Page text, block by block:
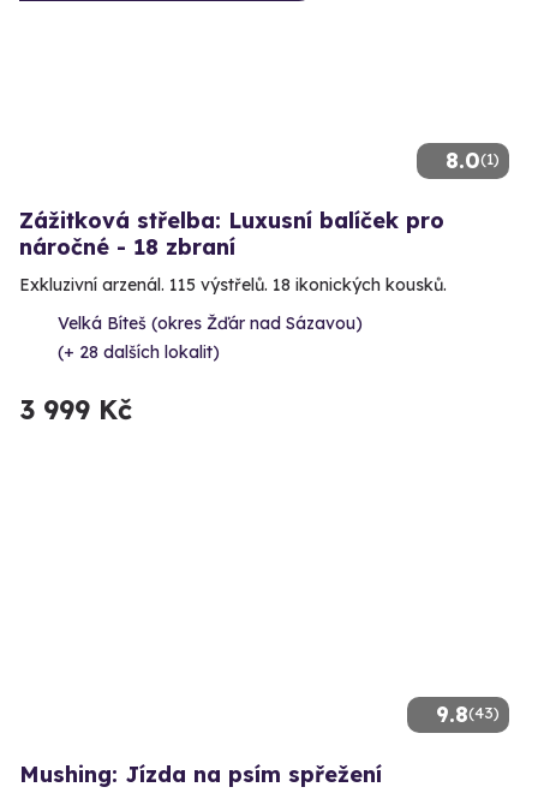
8.0(1)
Zážitková střelba: Luxusní balíček pro
náročné - 18 zbraní
Exkluzivní arzenál. 115 výstřelů. 18 ikonických kousků.
Velká Bíteš (okres Žďár nad Sázavou)
(+ 28 dalších lokalit)
3 999 Kč
9.8(43)
Mushing: Jízda na psím spřežení